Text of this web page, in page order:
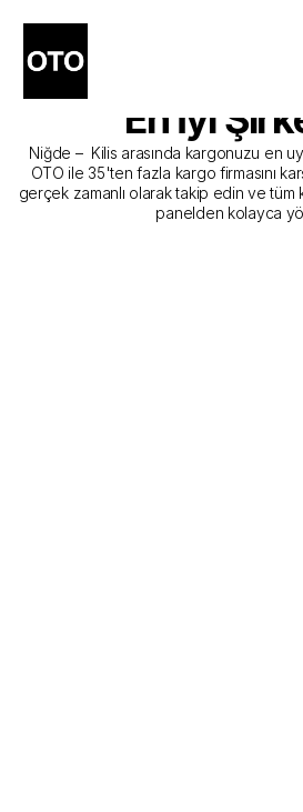
Niğde - Kilis
Gönderim
En İyi
Niğde –  Kilis arasında kargonuzu en
OTO ile 35'ten fazla kargo firmasını
gerçek zamanlı olarak takip edin ve
panelden kolayca